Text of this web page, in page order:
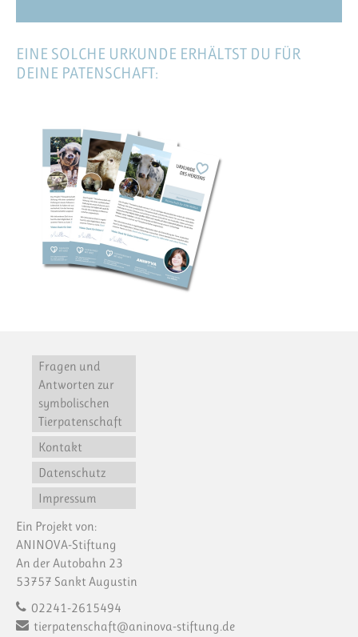
EINE SOLCHE URKUNDE ERHÄLTST DU FÜR
DEINE PATENSCHAFT:
Fragen und
Antworten zur
symbolischen
Tierpatenschaft
Kontakt
Datenschutz
Impressum
Ein Projekt von:
ANINOVA-Stiftung
An der Autobahn 23
53757 Sankt Augustin
02241-2615494
tierpatenschaft@aninova-stiftung.de